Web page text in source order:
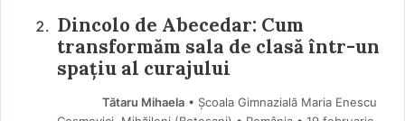
Dincolo de Abecedar: Cum
transformăm sala de clasă într-un
spațiu al curajului
Tătaru Mihaela• Școala Gimnazială Maria Enescu